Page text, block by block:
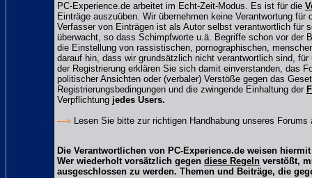
PC-Experience.de arbeitet im Echt-Zeit-Modus. Es ist für die
Einträge auszuüben. Wir übernehmen keine Verantwortung
Verfasser von Einträgen ist als Autor selbst verantwortlich für
überwacht, so dass Schimpfworte u.ä. Begriffe schon vor der
die Einstellung von rassistischen, pornographischen,
darauf hin, dass wir grundsätzlich nicht verantwortlich sind,
der Registrierung erklären Sie sich damit einverstanden, das
politischer Ansichten oder (verbaler) Verstöße gegen das
Registrierungsbedingungen und die zwingende Einhaltung der
Verpflichtung jedes Users.
—» Lesen Sie bitte zur richtigen Handhabung unseres Forums
Die Verantwortlichen von PC-Experience.de weisen
Wer wiederholt vorsätzlich gegen diese Regeln verstößt,
ausgeschlossen zu werden. Themen und Beiträge, die